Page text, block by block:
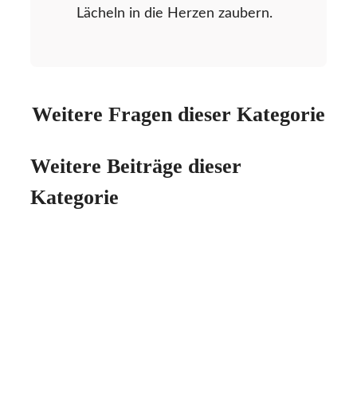
Lächeln in die Herzen zaubern.
Weitere Fragen dieser Kategorie
Weitere Beiträge dieser
Kategorie